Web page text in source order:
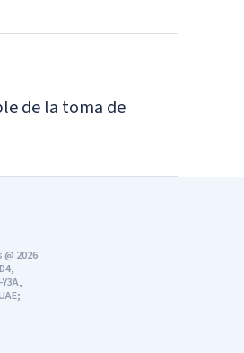
de la toma de
2026